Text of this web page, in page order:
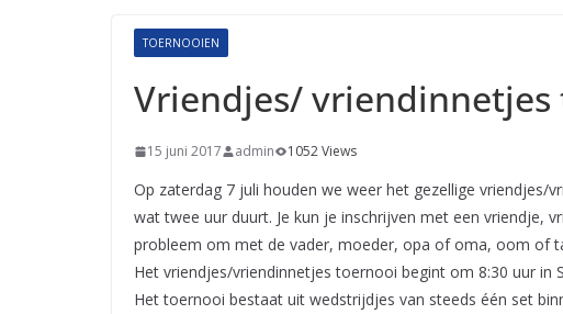
TOERNOOIEN
Vriendjes/ vriendinnetjes
15 juni 2017 admin 1052 Views
Op zaterdag 7 juli houden we weer het gezellige
wat twee uur duurt. Je kun je inschrijven met een vriendje,
probleem om met de vader, moeder, opa of oma, oom of
Het vriendjes/vriendinnetjes toernooi begint om 8:30 uur in
Het toernooi bestaat uit wedstrijdjes van steeds één set